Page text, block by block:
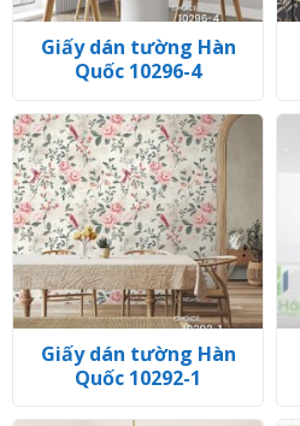
Giấy dán tường Hàn
Quốc 10296-4
Giấy dán tường Hàn
Quốc 10292-1